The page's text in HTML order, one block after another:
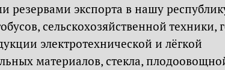
резервами экспорта в нашу
сельскохозяйственной техники,
электротехнической и лёгкой
материалов, стекла,